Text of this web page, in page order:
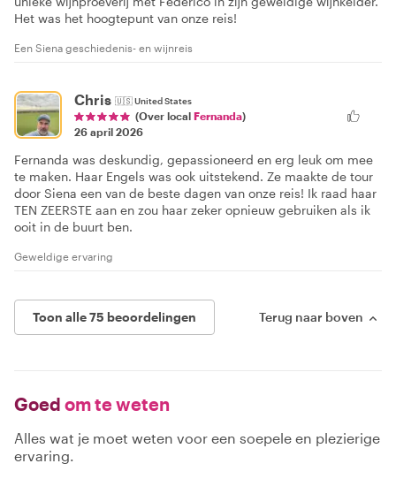
Het was het hoogtepunt van onze reis!
Een Siena geschiedenis- en wijnreis
Chris 🇺🇸United States
(Over local Fernanda)
26 april 2026
Fernanda was deskundig, gepassioneerd en erg leuk om mee
te maken. Haar Engels was ook uitstekend. Ze maakte de tour
door Siena een van de beste dagen van onze reis! Ik raad haar
TEN ZEERSTE aan en zou haar zeker opnieuw gebruiken als ik
ooit in de buurt ben.
Geweldige ervaring
Toon alle 75 beoordelingen Terug naar boven
Goed om te weten
Alles wat je moet weten voor een soepele en plezierige
ervaring.